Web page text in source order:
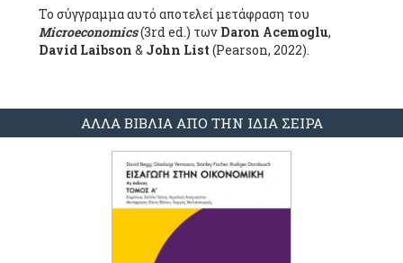
Το σύγγραμμα αυτό αποτελεί μετάφραση του
Microeconomics(3rd ed.) των Daron Acemoglu,
David Laibson & John List (Pearson, 2022).
ΑΛΛΑ ΒΙΒΛΙΑ ΑΠΟ ΤΗΝ ΙΔΙΑ ΣΕΙΡΑ